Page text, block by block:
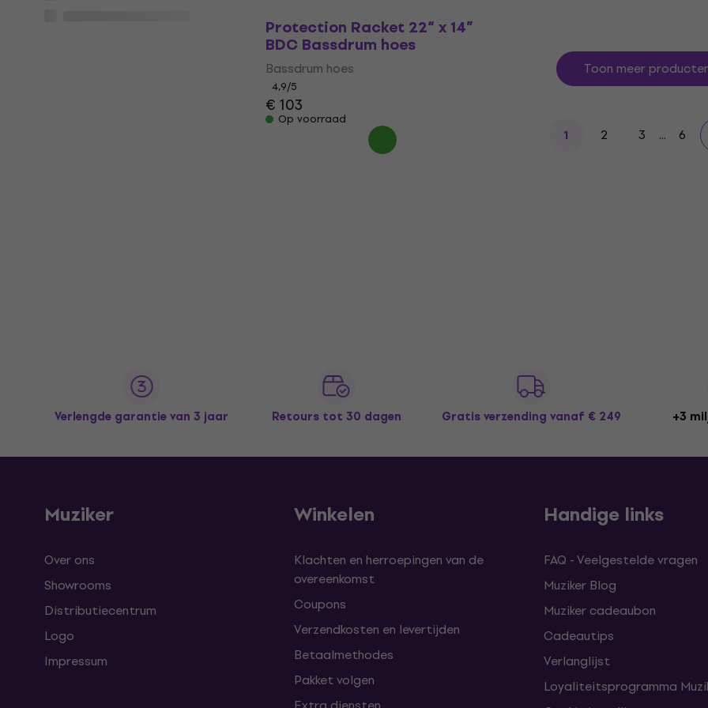
Protection Racket 22“ x 14”
BDC Bassdrum hoes
Bassdrum hoes
4,9/5
€ 103
Op voorraad
Toon meer
1 2 3 ... 6
Verlengde garantie van 3 jaar Retours tot 30 dagen Gratis verzending vanaf € 249 +3
Muziker
Over ons
Showrooms
Distributiecentrum
Logo
Impressum
Winkelen
Klachten en herroepingen van de
overeenkomst
Coupons
Verzendkosten en levertijden
Betaalmethodes
Pakket volgen
Handige links
FAQ - Veelgestelde vragen
Muziker Blog
Muziker cadeaubon
Cadeautips
Verlanglijst
Loyaliteitsprogramma